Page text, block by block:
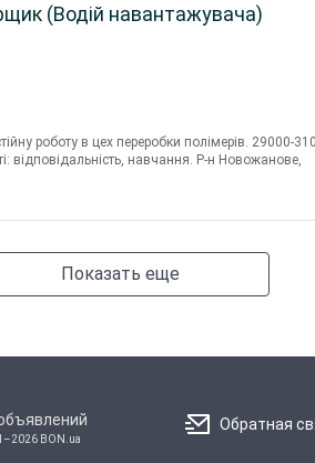
(Водій навантажувача)
роботу в цех переробки полімерів. 29000-
відповідальність, навчання. Р-н Новожанове,
Показать еще
BON.ua
Обратная